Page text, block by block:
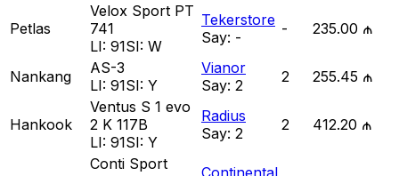
Petlas
Velox Sport PT
741
LI: 91SI: W
Tekerstore
Say: - - 235.00 ₼
Nankang
AS-3
LI: 91SI: Y
Vianor
Say: 2 2 255.45 ₼
Hankook
Ventus S 1 evo
2 K 117B
LI: 91SI: Y
Radius
Say: 2 2 412.20 ₼
Conti Sport